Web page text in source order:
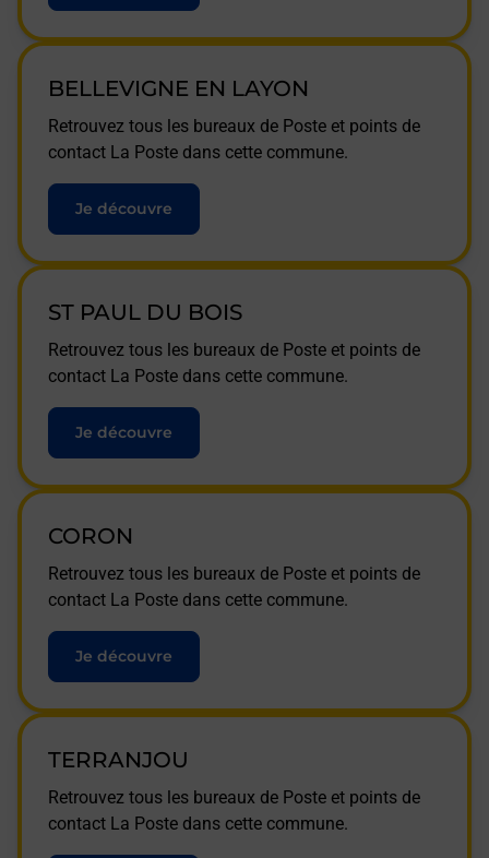
BELLEVIGNE EN LAYON
Retrouvez tous les bureaux de Poste et points de
contact La Poste dans cette commune.
Je découvre
ST PAUL DU BOIS
Retrouvez tous les bureaux de Poste et points de
contact La Poste dans cette commune.
Je découvre
CORON
Retrouvez tous les bureaux de Poste et points de
contact La Poste dans cette commune.
Je découvre
TERRANJOU
Retrouvez tous les bureaux de Poste et points de
contact La Poste dans cette commune.